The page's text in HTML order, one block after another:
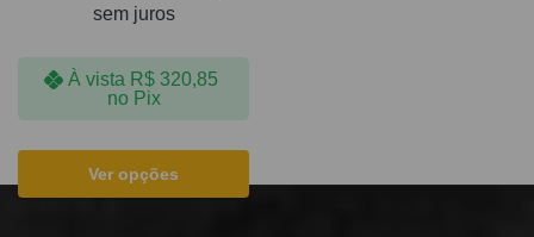
sem juros
À vista R$ 320,85
no Pix
Ver opções